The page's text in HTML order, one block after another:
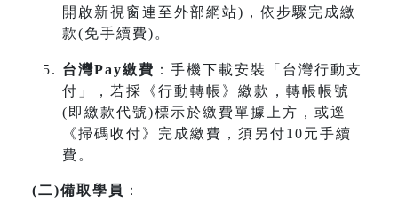
開啟新視窗連至外部網站)，依步驟完成繳
款(免手續費)。
台灣Pay繳費 ：手機下載安裝「台灣行動支
付」，若採《行動轉帳》繳款，轉帳帳號
(即繳款代號)標示於繳費單據上方，或逕
《掃碼收付》完成繳費，須另付10元手續
費。
(二)備取學員 ：